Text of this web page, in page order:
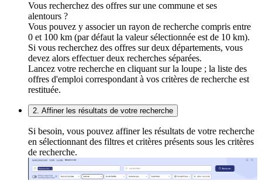
Vous recherchez des offres sur une commune et ses
alentours ?
Vous pouvez y associer un rayon de recherche compris entre
0 et 100 km (par défaut la valeur sélectionnée est de 10 km).
Si vous recherchez des offres sur deux départements, vous
devez alors effectuer deux recherches séparées.
Lancez votre recherche en cliquant sur la loupe ; la liste des
offres d'emploi correspondant à vos critères de recherche est
restituée.
2. Affiner les résultats de votre recherche
Si besoin, vous pouvez affiner les résultats de votre recherche
en sélectionnant des filtres et critères présents sous les critères
de recherche.